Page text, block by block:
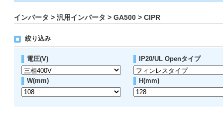
インバータ > 汎用インバータ > GA500 > CIPR
絞り込み
電圧(V) IP20/UL Openタイプ
W(mm) H(mm)